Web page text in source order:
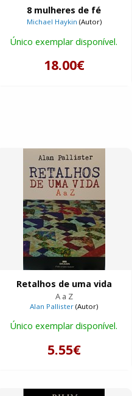
8 mulheres de fé
Michael Haykin (Autor)
Único exemplar disponível.
18.00€
Retalhos de uma vida
A a Z
Alan Pallister (Autor)
Único exemplar disponível.
5.55€